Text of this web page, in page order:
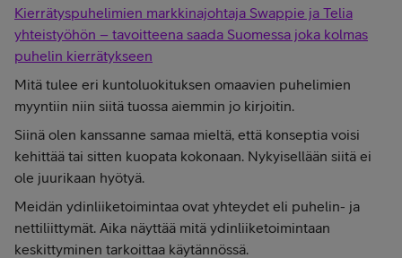
Kierrätyspuhelimien markkinajohtaja Swappie ja Telia
yhteistyöhön – tavoitteena saada Suomessa joka kolmas
puhelin kierrätykseen
Mitä tulee eri kuntoluokituksen omaavien puhelimien
myyntiin niin siitä tuossa aiemmin jo kirjoitin.
Siinä olen kanssanne samaa mieltä, että konseptia voisi
kehittää tai sitten kuopata kokonaan. Nykyisellään siitä ei
ole juurikaan hyötyä.
Meidän ydinliiketoimintaa ovat yhteydet eli puhelin- ja
nettiliittymät. Aika näyttää mitä ydinliiketoimintaan
keskittyminen tarkoittaa käytännössä.